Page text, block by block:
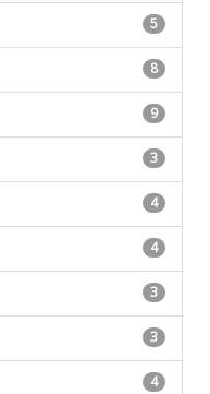
5
8
9
3
4
4
3
3
4